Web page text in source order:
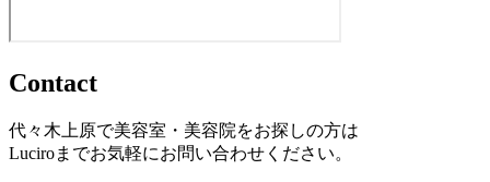
Contact
代々木上原で美容室・美容院をお探しの方は
Luciroまでお気軽にお問い合わせください。